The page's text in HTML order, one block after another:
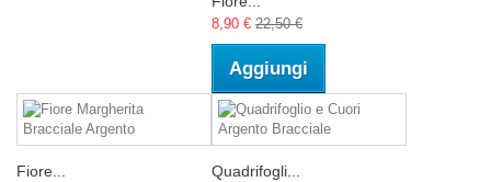
8,90 € 22,50 €
Aggiungi
Fiore... Quadrifogli...